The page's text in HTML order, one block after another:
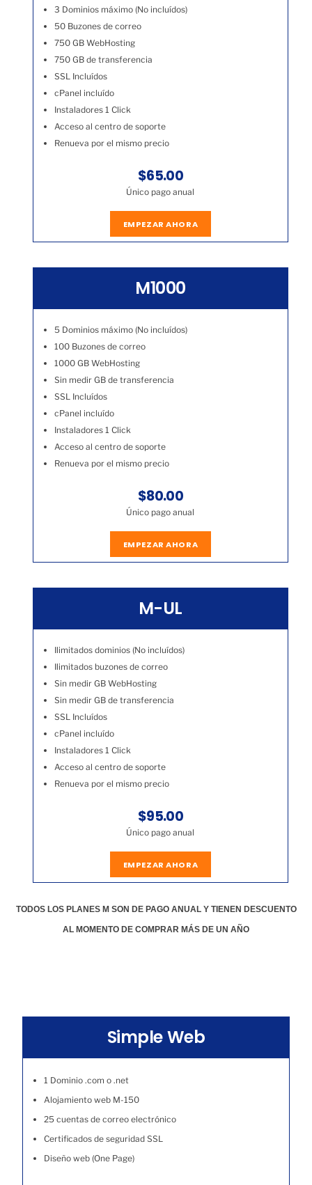
3 Dominios máximo (No incluídos)
50 Buzones de correo
750 GB WebHosting
750 GB de transferencia
SSL Incluídos
cPanel incluído
Instaladores 1 Click
Acceso al centro de soporte
Renueva por el mismo precio
$65.00
Único pago anual
EMPEZAR AHORA
M1000
5 Dominios máximo (No incluídos)
100 Buzones de correo
1000 GB WebHosting
Sin medir GB de transferencia
SSL Incluídos
cPanel incluído
Instaladores 1 Click
Acceso al centro de soporte
Renueva por el mismo precio
$80.00
Único pago anual
EMPEZAR AHORA
M-UL
Ilimitados dominios (No incluídos)
Ilimitados buzones de correo
Sin medir GB WebHosting
Sin medir GB de transferencia
SSL Incluídos
cPanel incluído
Instaladores 1 Click
Acceso al centro de soporte
Renueva por el mismo precio
$95.00
Único pago anual
EMPEZAR AHORA
TODOS LOS PLANES M SON DE PAGO ANUAL Y TIENEN DESCUENTO
AL MOMENTO DE COMPRAR MÁS DE UN AÑO
Simple Web
1 Dominio .com o .net
Alojamiento web M-150
25 cuentas de correo electrónico
Certificados de seguridad SSL
Diseño web (One Page)